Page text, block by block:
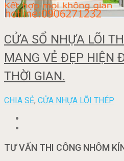
CỬA SỔ NHỰA LÕI
MANG VẺ ĐẸP HIỆN
THỜI GIAN.
CHIA SẺ, CỬA NHỰA LÕI THÉP
TƯ VẤN THI CÔNG NHÔM